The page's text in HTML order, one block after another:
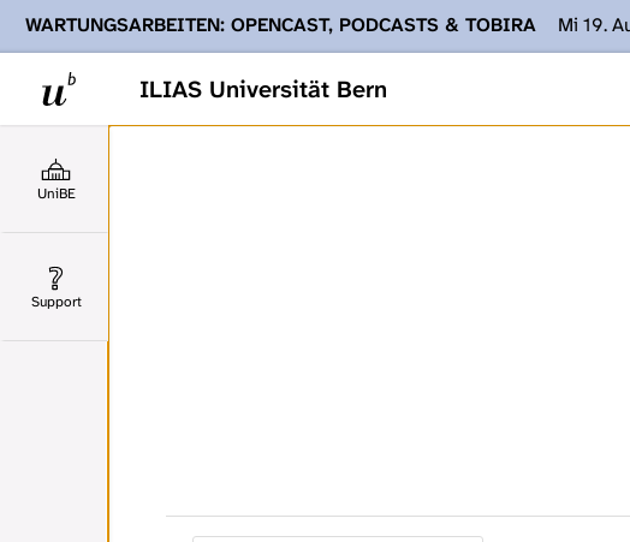
ILIAS Universität Bern
WARTUNGSARBEITEN: OPENCAST, PODCASTS & TOBIRA
Mi 19.
Ihnen Podcasts, Opencast-Videos und Tobira nicht zur Verfügung
UniBE
Support